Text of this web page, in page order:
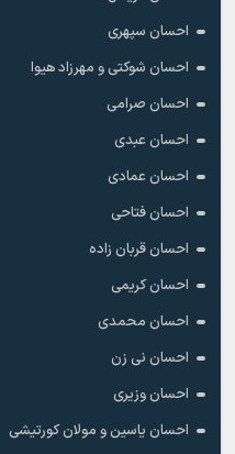
احسان سپهری
احسان شوکتی و مهرزاد هیوا
احسان صرامی
احسان عبدی
احسان عمادی
احسان فتاحی
احسان قربان زاده
احسان کریمی
احسان محمدی
احسان نی زن
احسان وزیری
احسان یاسین و مولان کورتیشی